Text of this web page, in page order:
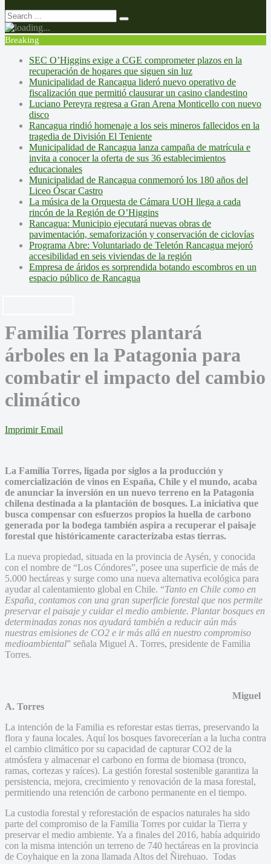
Breaking
SEC O’Higgins exige a CGE comprometer plazos en la
recuperación de hogares que siguen sin luz
Municipalidad de Rancagua lideró nuevo operativo de
fiscalización que permitió clausurar un casino clandestino
Luciano Pereyra regresa a Gran Arena Monticello con nuevo
disco
Rancagua rindió homenaje a los seis mineros fallecidos en la
tragedia de División El Teniente
Municipalidad de Rancagua lanza campaña de matrícula e
invita a conocer la oferta de sus 36 establecimientos
educacionales
Municipalidad de Rancagua conmemoró los 180 años del
Liceo Óscar Castro
La música de la Orquesta de Cámara UOH llega a cada
rincón de la Región de O’Higgins
Rancagua: Municipio ejecutará nuevas obras de
pavimentación, semaforización y conservación de ciclovías
Programa Abre: Voluntariado de Teletón Rancagua mejoró
accesibilidad en seis viviendas de la región
Empresa de áridos es sorprendida botando escombros en un
espacio público de Rancagua
Familia Torres plantará
árboles en la Patagonia para
combatir el impacto del cambio
climático
Imprimir Email
La Familia Torres, ligada por siglos a la producción y
comercialización de vinos en España, Chile y el mundo, acaba
de anunciar la inversión en un nuevo terreno en la Patagonia
chilena destinada a la plantación de bosques. La iniciativa que
busca compensar con esfuerzos propios la huella de carbono
generada por la bodega también aspira a recuperar el paisaje
forestal que históricamente caracterizaba estas tierras.
La nueva propiedad, situada en la provincia de Aysén, y conocida
con el nombre de “Los Cóndores”, posee una superficie de más de
5.000 hectáreas y surge como una nueva alternativa ecológica para
ayudar al calentamiento global en Chile. “Tanto en Chile como en
España, contamos con una gran superficie forestal que nos permite
preservar el paisaje y cuidar el medio ambiente. Plantar bosques en
determinadas zonas nos ayudará también a reducir aún más
nuestras emisiones de CO2 e ir más allá en nuestro compromiso
medioambiental” señala Miguel A. Torres, presidente de Familia
Torres.
Miguel
A. Torres
La intención de la Familia es reforestar estas tierras, preservando la
flora y fauna locales. Aquí los bosques favorecerían a la lucha contra
el cambio climático por su capacidad de capturar CO2 de la
atmósfera y almacenar el carbono en forma de biomasa (tronco,
ramas, cortezas y raíces). La gestión forestal sostenible garantiza la
persistencia, mejora, crecimiento y renovación de la masa forestal,
permitiendo una retención de carbono permanente en el tiempo.
La custodia forestal y reforestación de espacios naturales ha sido
parte del compromiso de la Familia Torres por cuidar la Tierra y
preservar el medio ambiente. Ya a finales del 2016, había adquirido
con la misma intención un terreno de 740 hectáreas en la provincia
de Coyhaique en la zona llamada Altos del Ñirehuao. Todas